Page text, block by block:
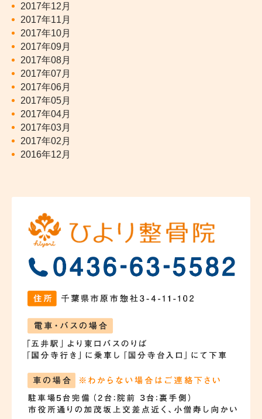
2017年12月
2017年11月
2017年10月
2017年09月
2017年08月
2017年07月
2017年06月
2017年05月
2017年04月
2017年03月
2017年02月
2016年12月